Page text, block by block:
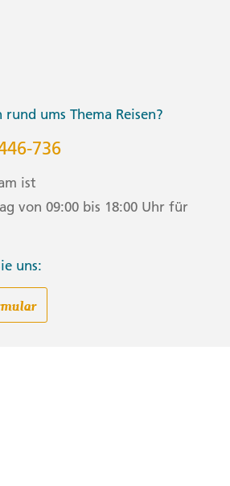
rund ums Thema Reisen?
736
ist
von 09:00 bis 18:00 Uhr für
uns: